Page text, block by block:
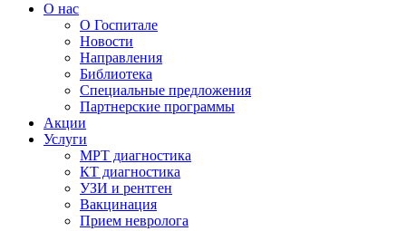
О нас
О Госпитале
Новости
Направления
Библиотека
Специальные предложения
Партнерские программы
Акции
Услуги
МРТ диагностика
КТ диагностика
УЗИ и рентген
Вакцинация
Прием невролога